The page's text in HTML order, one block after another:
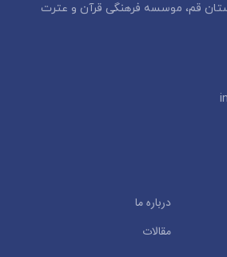
قم، موسسه فرهنگی قرآن و عترت
درباره ما
مقالات